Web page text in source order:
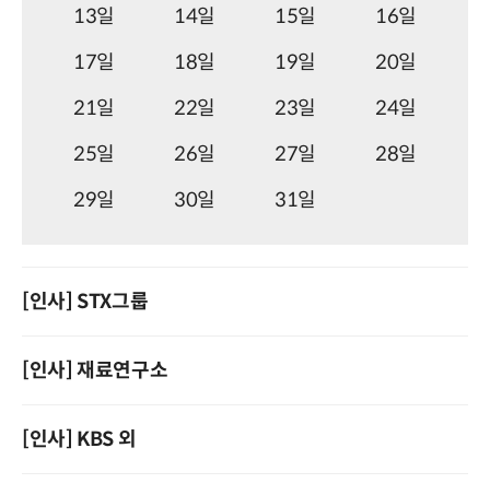
13일
14일 15일
16일
17일
18일 19일
20일
21일
22일 23일
24일
25일
26일 27일
28일
29일
30일 31일
[인사] STX그룹
[인사] 재료연구소
[인사] KBS 외